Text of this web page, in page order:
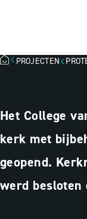
PROJECTEN
Het College
kerk met
geopend.
werd